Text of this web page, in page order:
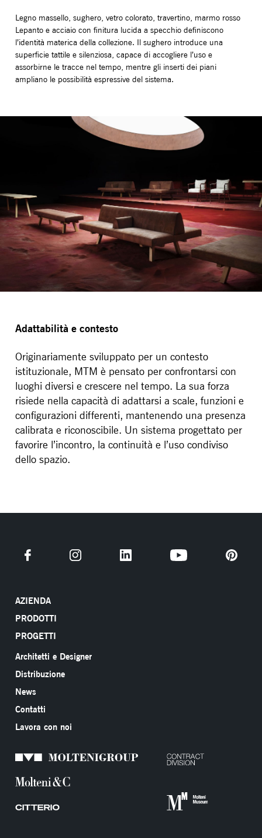
Legno massello, sughero, vetro colorato, travertino, marmo rosso
Lepanto e acciaio con finitura lucida a specchio definiscono
l’identità materica della collezione. Il sughero introduce una
superficie tattile e silenziosa, capace di accogliere l’uso e
assorbirne le tracce nel tempo, mentre gli inserti dei piani
ampliano le possibilità espressive del sistema.
Adattabilità e contesto
Originariamente sviluppato per un contesto
istituzionale, MTM è pensato per confrontarsi con
luoghi diversi e crescere nel tempo. La sua forza
risiede nella capacità di adattarsi a scale, funzioni e
configurazioni differenti, mantenendo una presenza
calibrata e riconoscibile. Un sistema progettato per
favorire l’incontro, la continuità e l’uso condiviso
dello spazio.
AZIENDA
PRODOTTI
PROGETTI
Architetti e Designer
Distribuzione
News
Contatti
Lavora con noi